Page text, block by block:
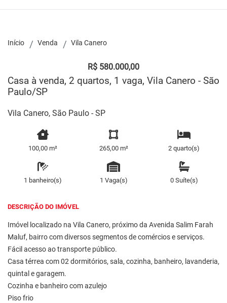
Início Venda Vila Canero
R$ 580.000,00
Casa à venda, 2 quartos, 1 vaga, Vila Canero - São
Paulo/SP
Vila Canero, São Paulo - SP
100,00 m² 265,00 m² 2 quarto(s)
1 banheiro(s) 1 Vaga(s) 0 Suíte(s)
DESCRIÇÃO DO IMÓVEL
Imóvel localizado na Vila Canero, próximo da Avenida Salim Farah
Maluf, bairro com diversos segmentos de comércios e serviços.
Fácil acesso ao transporte público.
Casa térrea com 02 dormitórios, sala, cozinha, banheiro, lavanderia,
quintal e garagem.
Cozinha e banheiro com azulejo
Piso frio